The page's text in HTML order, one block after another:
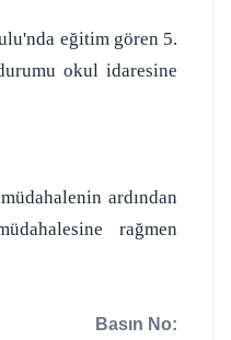
eğitim gören 5.
okul idaresine
ardından
rağmen
Basın No: